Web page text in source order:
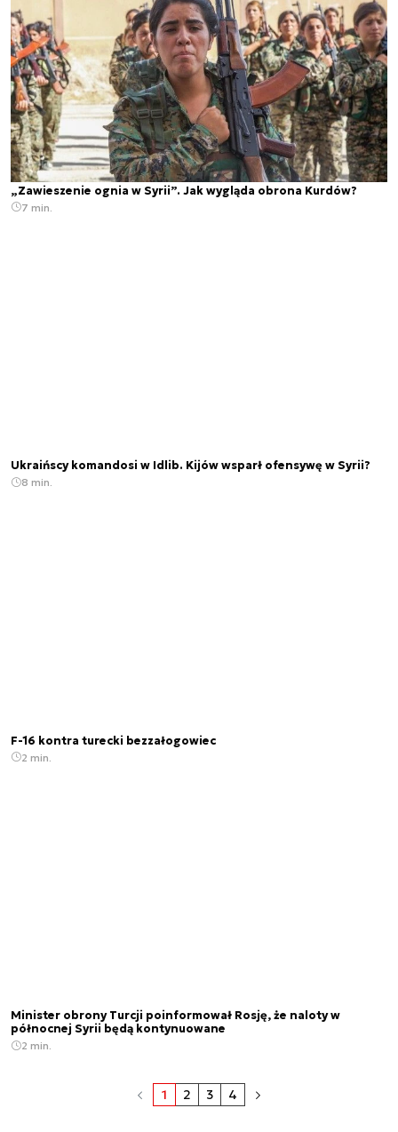
„Zawieszenie ognia w Syrii”. Jak wygląda obrona Kurdów?
7 min.
Ukraińscy komandosi w Idlib. Kijów wsparł ofensywę w Syrii?
8 min.
F-16 kontra turecki bezzałogowiec
2 min.
Minister obrony Turcji poinformował Rosję, że naloty w
północnej Syrii będą kontynuowane
2 min.
1 2 3 4